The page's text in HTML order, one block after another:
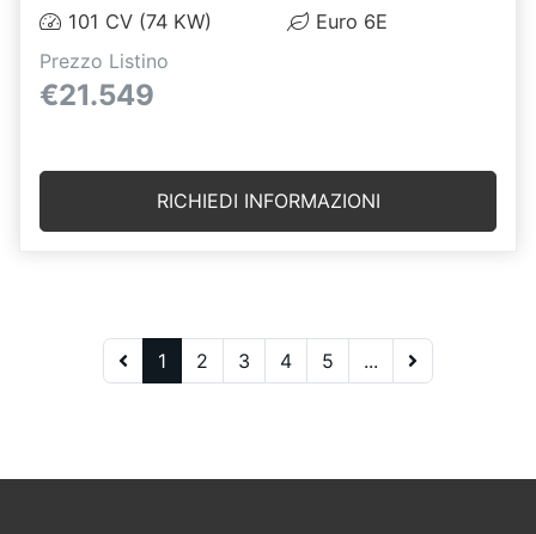
101 CV (74 KW)
Euro 6E
Prezzo Listino
€21.549
RICHIEDI INFORMAZIONI
1 2 3 4 5 ...